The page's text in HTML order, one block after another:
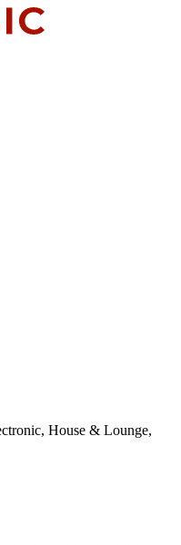
House & Lounge,